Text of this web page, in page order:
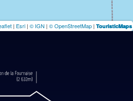
| Esri | © IGN | © OpenStreetMap | TouristicMaps